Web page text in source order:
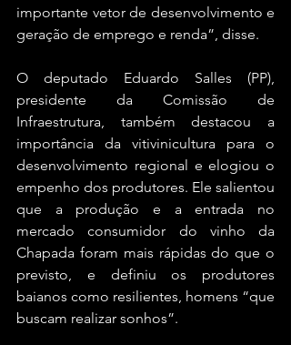
importante vetor de desenvolvimento e
geração de emprego e renda”, disse.
O deputado Eduardo Salles (PP),
presidente da Comissão de
Infraestrutura, também destacou a
importância da vitivinicultura para o
desenvolvimento regional e elogiou o
empenho dos produtores. Ele salientou
que a produção e a entrada no
mercado consumidor do vinho da
Chapada foram mais rápidas do que o
previsto, e definiu os produtores
baianos como resilientes, homens “que
buscam realizar sonhos”.